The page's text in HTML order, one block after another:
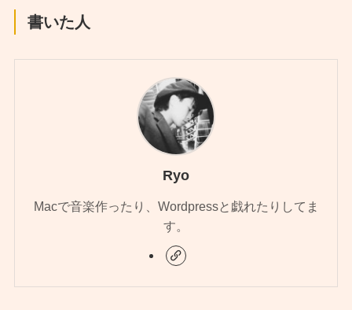
書いた人
Ryo
Macで音楽作ったり、Wordpressと戯れたりしてま
す。